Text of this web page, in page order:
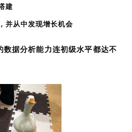
建
并从中发现增长机会
数据分析能力连初级水平都达不